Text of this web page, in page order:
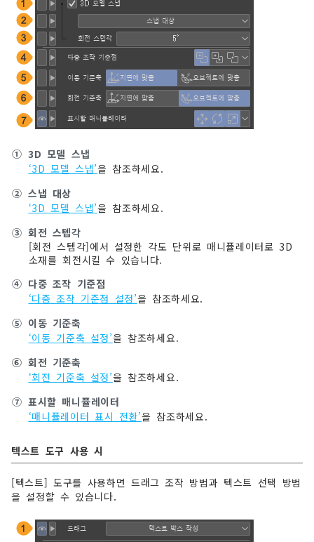
① 3D 모델 스냅
‘3D 모델 스냅’을 참조하세요.
② 스냅 대상
‘3D 모델 스냅’을 참조하세요.
③ 회전 스텝각
[회전 스텝각]에서 설정한 각도 단위로 매니퓰레이터로 3D
소재를 회전시킬 수 있습니다.
④ 다중 조작 기준점
‘다중 조작 기준점 설정’을 참조하세요.
⑤ 이동 기준축
‘이동 기준축 설정’을 참조하세요.
⑥ 회전 기준축
‘회전 기준축 설정’을 참조하세요.
⑦ 표시할 매니퓰레이터
‘매니퓰레이터 표시 전환’을 참조하세요.
텍스트 도구 사용 시
[텍스트] 도구를 사용하면 드래그 조작 방법과 텍스트 선택 방법
을 설정할 수 있습니다.